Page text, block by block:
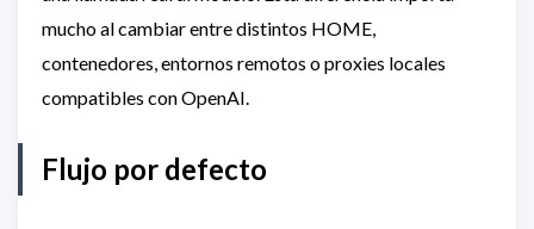
mucho al cambiar entre distintos HOME,
contenedores, entornos remotos o proxies locales
compatibles con OpenAI.
Flujo por defecto